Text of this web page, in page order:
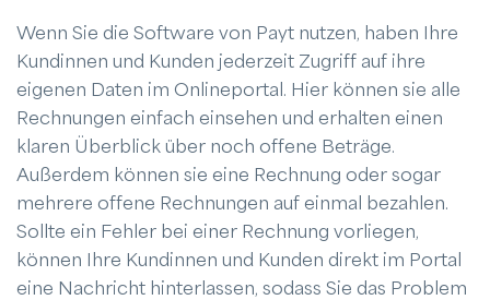
Wenn Sie die Software von Payt nutzen, haben Ihre
Kundinnen und Kunden jederzeit Zugriff auf ihre
eigenen Daten im Onlineportal. Hier können sie alle
Rechnungen einfach einsehen und erhalten einen
klaren Überblick über noch offene Beträge.
Außerdem können sie eine Rechnung oder sogar
mehrere offene Rechnungen auf einmal bezahlen.
Sollte ein Fehler bei einer Rechnung vorliegen,
können Ihre Kundinnen und Kunden direkt im Portal
eine Nachricht hinterlassen, sodass Sie das Problem